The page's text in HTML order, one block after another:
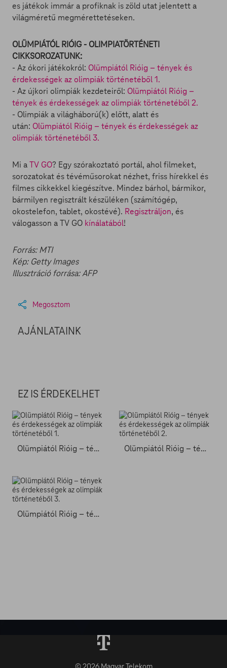
es játékok immár a profiknak is zöld utat jelentett a
világméretű megmérettetéseken.
OLÜMPIÁTÓL RIÓIG - OLIMPIATÖRTÉNETI
CIKKSOROZATUNK:
- Az ókori játékokról: Olümpiától Rióig – tények és
érdekességek az olimpiák történetéből 1.
- Az újkori olimpiák kezdeteiről: Olümpiától Rióig –
tények és érdekességek az olimpiák történetéből 2.
- Olimpiák a világháború(k) előtt, alatt és
után: Olümpiától Rióig – tények és érdekességek az
olimpiák történetéből 3.
Mi aTV GO? Egy szórakoztató portál, ahol filmeket,
sorozatokat és tévéműsorokat nézhet, friss hírekkel és
filmes cikkekkel kiegészítve. Mindez bárhol, bármikor,
bármilyen regisztrált készüléken (számítógép,
okostelefon, tablet, okostévé). Regisztráljon, és
válogasson a TV GO kínálatából!
Forrás: MTI
Kép: Getty Images
Illusztráció forrása: AFP
Megosztom
AJÁNLATAINK
EZ IS ÉRDEKELHET
Olümpiától Rióig – tények és érdekességek az olimpiák történetéből 1. Olümpiától Rióig – tények és érdekességek az olimpiák történetéből 2.
Olümpiától Rióig – tények és érdekességek az olimpiák történetéből 3.